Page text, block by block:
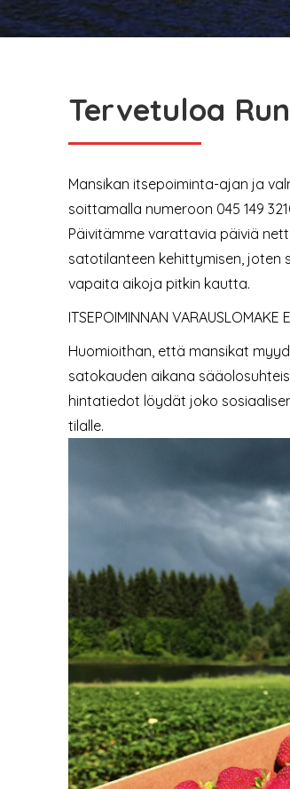
Tervetuloa
Mansikan itsepoiminta-ajan ja
soittamalla numeroon 045 149
Päivitämme varattavia päiviä
satotilanteen kehittymisen, joten
vapaita aikoja pitkin kautta.
ITSEPOIMINNAN VARAUSLOMAKE
Huomioithan, että mansikat
satokauden aikana
hintatiedot löydät joko
tilalle.